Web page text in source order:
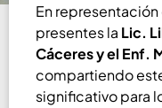
En representación
presentes la Lic.
Cáceres y el Enf.
compartiendo
significativo para